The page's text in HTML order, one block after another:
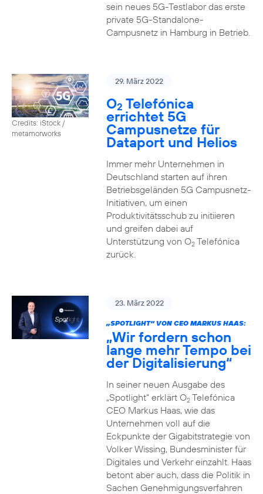
sein neues 5G-Testlabor das erste
private 5G-Standalone-
Campusnetz in Hamburg in Betrieb.
Credits: iStock /
metamorworks
29. März 2022
O2 Telefónica
errichtet 5G
Campusnetze für
Dataport und Helios
Immer mehr Unternehmen in
Deutschland starten auf ihren
Betriebsgeländen 5G Campusnetz-
Initiativen, um einen
Produktivitätsschub zu initiieren
und greifen dabei auf
Unterstützung von O2Telefónica
zurück.
23. März 2022
„SPOTLIGHT“ VON CEO MARKUS HAAS:
„Wir fordern schon
lange mehr Tempo bei
der Digitalisierung“
In seiner neuen Ausgabe des
„Spotlight“ erklärt O2Telefónica
CEO Markus Haas, wie das
Unternehmen voll auf die
Eckpunkte der Gigabitstrategie von
Volker Wissing, Bundesminister für
Digitales und Verkehr einzahlt. Haas
betont aber auch, dass die Politik in
Sachen Genehmigungsverfahren